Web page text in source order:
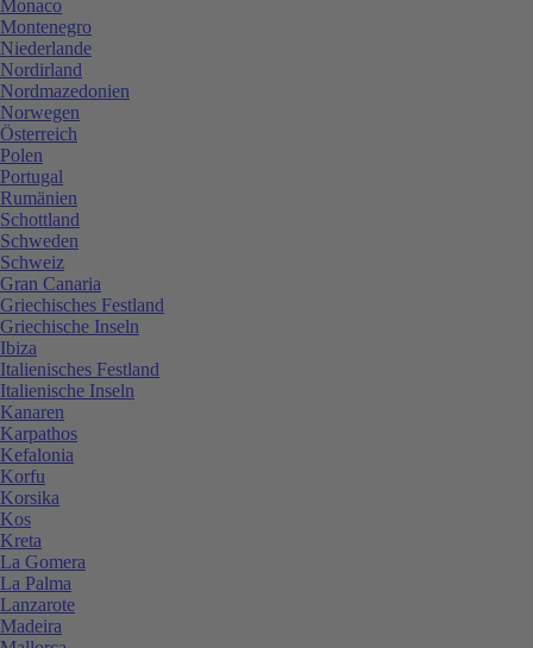
Monaco
Montenegro
Niederlande
Nordirland
Nordmazedonien
Norwegen
Österreich
Polen
Portugal
Rumänien
Schottland
Schweden
Schweiz
Gran Canaria
Griechisches Festland
Griechische Inseln
Ibiza
Italienisches Festland
Italienische Inseln
Kanaren
Karpathos
Kefalonia
Korfu
Korsika
Kos
Kreta
La Gomera
La Palma
Lanzarote
Madeira